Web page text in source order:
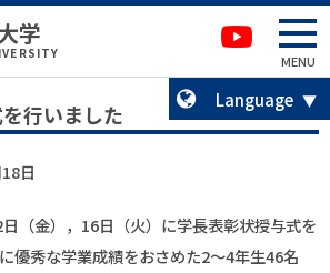
サイトマップへ移動
学
MENU
Language
行いました
日
日（金）， 16日（火）に学長表彰状授与式を
優秀な学業成績をおさめた2～4年生46名